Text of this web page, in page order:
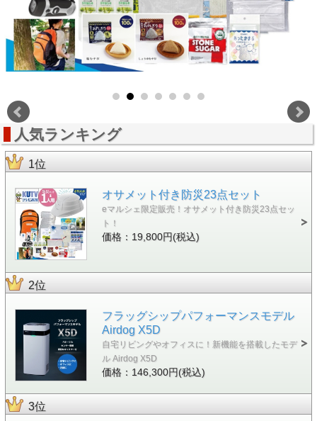
人気ランキング
1位
オサメット付き防災23点セット
eマルシェ限定販売！オサメット付き防災23点セッ
ト！
価格：19,800円(税込)
2位
フラッグシップパフォーマンスモデル
Airdog X5D
自宅リビングやオフィスに！新機能を搭載したモデ
ル Airdog X5D
価格：146,300円(税込)
3位